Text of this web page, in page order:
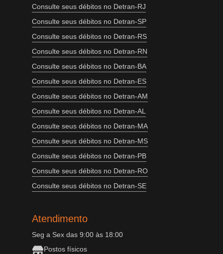
Consulte seus débitos no Detran-RJ
Consulte seus débitos no Detran-SP
Consulte seus débitos no Detran-RS
Consulte seus débitos no Detran-RN
Consulte seus débitos no Detran-BA
Consulte seus débitos no Detran-ES
Consulte seus débitos no Detran-AM
Consulte seus débitos no Detran-AL
Consulte seus débitos no Detran-MA
Consulte seus débitos no Detran-MS
Consulte seus débitos no Detran-PB
Consulte seus débitos no Detran-RO
Consulte seus débitos no Detran-SE
Atendimento
Seg a Sex das 9:00 às 18:00
Postos físicos